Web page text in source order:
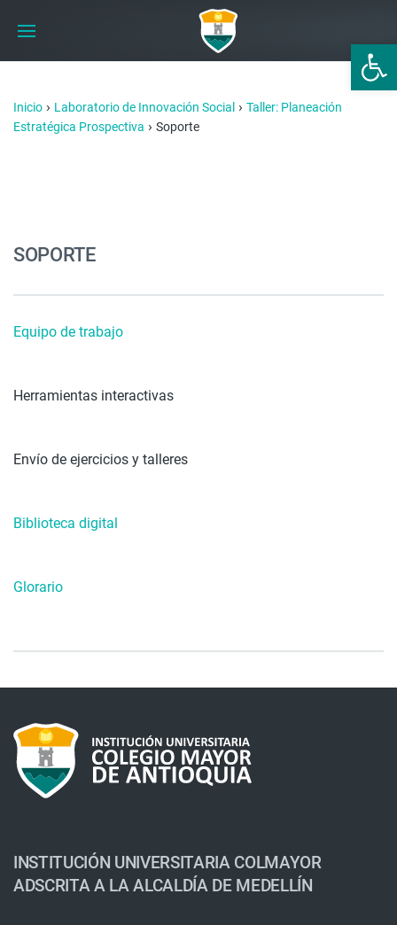
Abrir
Inicio › Laboratorio de Innovación Social › Taller: Planeación
Estratégica Prospectiva › Soporte
SOPORTE
Equipo de trabajo
Herramientas interactivas
Envío de ejercicios y talleres
Biblioteca digital
Glorario
INSTITUCIÓN UNIVERSITARIA COLMAYOR
ADSCRITA A LA ALCALDÍA DE MEDELLÍN